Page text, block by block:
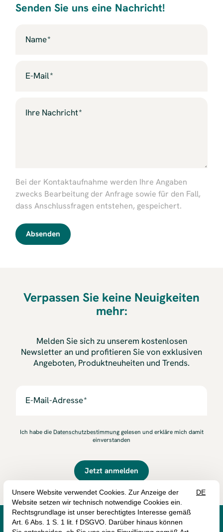
Senden Sie uns eine Nachricht!
Name
E-Mail
Ihre Nachricht
Bei der Kontaktaufnahme werden Ihre Angaben
zwecks Bearbeitung der Anfrage sowie für den Fall,
dass Anschlussfragen entstehen, gespeichert.
Absenden
Verpassen Sie keine Neuigkeiten
mehr:
Melden Sie sich zu unserem kostenlosen
Newsletter an und profitieren Sie von exklusiven
Angeboten, Produktneuheiten und Trends.
E-Mail-Adresse
Ich habe die Datenschutzbestimmunggelesen und erkläre mich damit
einverstanden
Jetzt anmelden